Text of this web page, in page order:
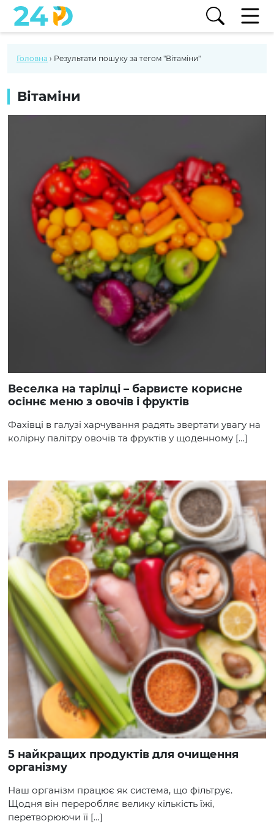
Головна › Результати пошуку за тегом "Вітаміни"
Вітаміни
Веселка на тарілці – барвисте корисне
осіннє меню з овочів і фруктів
Фахівці в галузі харчування радять звертати увагу на
колірну палітру овочів та фруктів у щоденному […]
5 найкращих продуктів для очищення
організму
Наш організм працює як система, що фільтрує.
Щодня він переробляє велику кількість їжі,
перетворюючи її […]